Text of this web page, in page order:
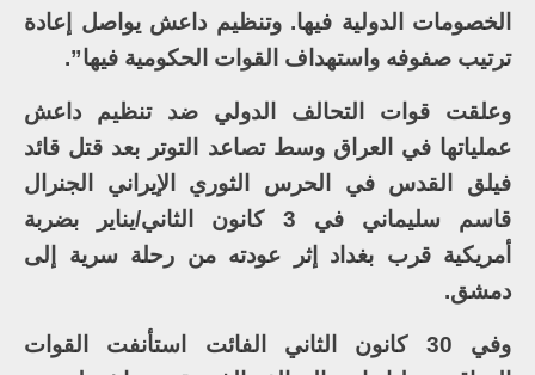
الخصومات الدولية فيها. وتنظيم داعش يواصل إعادة
ترتيب صفوفه واستهداف القوات الحكومية فيها”.
وعلقت قوات التحالف الدولي ضد تنظيم داعش
عملياتها في العراق وسط تصاعد التوتر بعد قتل قائد
فيلق القدس في الحرس الثوري الإيراني الجنرال
قاسم سليماني في 3 كانون الثاني/يناير بضربة
أمريكية قرب بغداد إثر عودته من رحلة سرية إلى
دمشق.
وفي 30 كانون الثاني الفائت استأنفت القوات